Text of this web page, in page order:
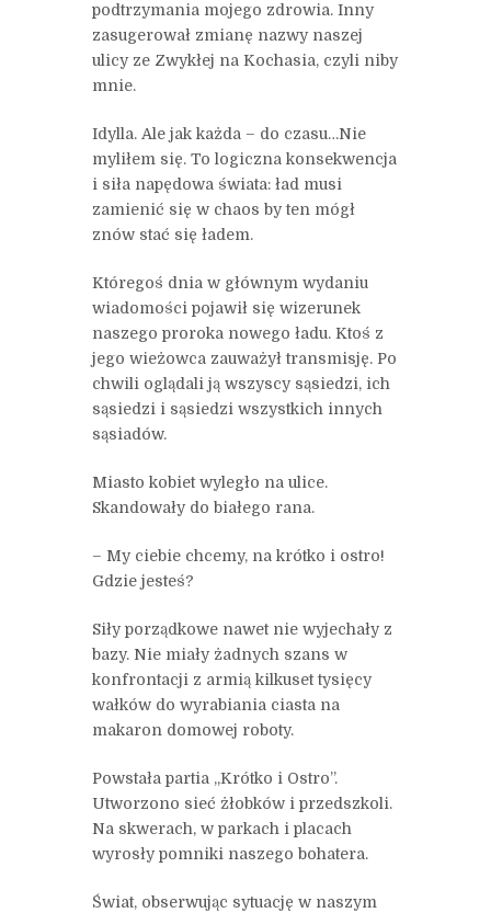
podtrzymania mojego zdrowia. Inny
zasugerował zmianę nazwy naszej
ulicy ze Zwykłej na Kochasia, czyli niby
mnie.
Idylla. Ale jak każda – do czasu…Nie
myliłem się. To logiczna konsekwencja
i siła napędowa świata: ład musi
zamienić się w chaos by ten mógł
znów stać się ładem.
Któregoś dnia w głównym wydaniu
wiadomości pojawił się wizerunek
naszego proroka nowego ładu. Ktoś z
jego wieżowca zauważył transmisję. Po
chwili oglądali ją wszyscy sąsiedzi, ich
sąsiedzi i sąsiedzi wszystkich innych
sąsiadów.
Miasto kobiet wyległo na ulice.
Skandowały do białego rana.
– My ciebie chcemy, na krótko i ostro!
Gdzie jesteś?
Siły porządkowe nawet nie wyjechały z
bazy. Nie miały żadnych szans w
konfrontacji z armią kilkuset tysięcy
wałków do wyrabiania ciasta na
makaron domowej roboty.
Powstała partia „Krótko i Ostro”.
Utworzono sieć żłobków i przedszkoli.
Na skwerach, w parkach i placach
wyrosły pomniki naszego bohatera.
Świat, obserwując sytuację w naszym